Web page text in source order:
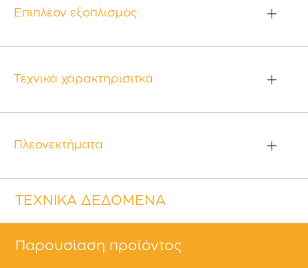
Επιπλέον εξοπλισμός
Τεχνικά χαρακτηρισιτκά
Πλεονεκτήματα
ΤΕΧΝΙΚΑ ΔΕΔΟΜΕΝΑ
Παρουσίαση προϊόντος